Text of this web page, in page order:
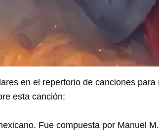
en el repertorio de canciones
esta canción:
Fue compuesta por Manuel